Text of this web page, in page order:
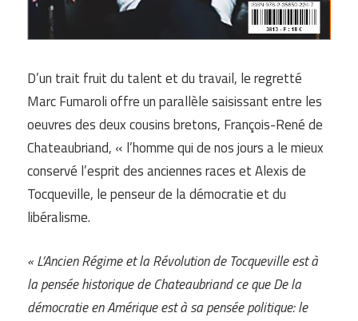
D’un trait fruit du talent et du travail, le regretté
Marc Fumaroli offre un parallèle saisissant entre les
oeuvres des deux cousins bretons, François-René de
Chateaubriand, « l’homme qui de nos jours a le mieux
conservé l’esprit des anciennes races et Alexis de
Tocqueville, le penseur de la démocratie et du
libéralisme.
« L’Ancien Régime et la Révolution de Tocqueville est à
la pensée historique de Chateaubriand ce que De la
démocratie en Amérique est à sa pensée politique: le